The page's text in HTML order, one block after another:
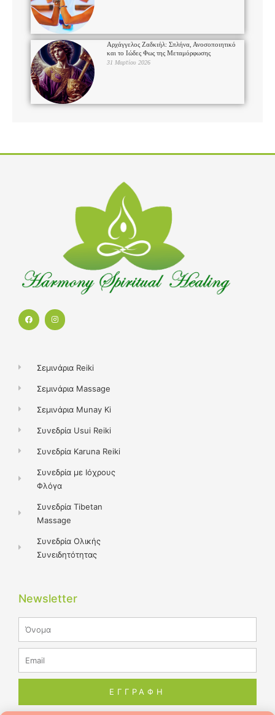
Αρχάγγελος Ζαδκιήλ: Σπλήνα, Ανοσοποιητικό
και το Ιώδες Φως της Μεταμόρφωσης
31 Μαρτίου 2026
F
a
I
n
m
Σεμινάρια Reiki
Σεμινάρια Massage
Σεμινάρια Munay Ki
Συνεδρία Usui Reiki
Συνεδρία Karuna Reiki
Συνεδρία με Ιόχρους
Φλόγα
Συνεδρία Tibetan
Massage
Συνεδρία Ολικής
Συνειδητότητας
Newsletter
ΕΓΓΡΑΦΗ